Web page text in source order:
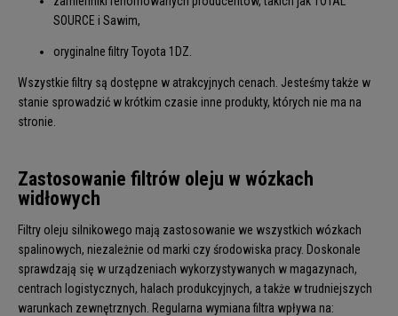
SOURCE i Sawim,
oryginalne filtry Toyota 1DZ.
Wszystkie filtry są dostępne w atrakcyjnych cenach. Jesteśmy także w
stanie sprowadzić w krótkim czasie inne produkty, których nie ma na
stronie.
Zastosowanie filtrów oleju w wózkach
widłowych
Filtry oleju silnikowego mają zastosowanie we wszystkich wózkach
spalinowych, niezależnie od marki czy środowiska pracy. Doskonale
sprawdzają się w urządzeniach wykorzystywanych w magazynach,
centrach logistycznych, halach produkcyjnych, a także w trudniejszych
warunkach zewnętrznych. Regularna wymiana filtra wpływa na: